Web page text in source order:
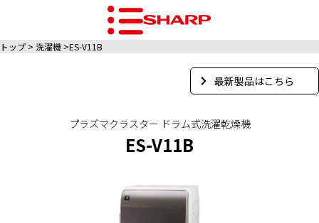
トップ 洗濯機 ES-V11B
最新製品はこちら
プラズマクラスター ドラム式洗濯乾燥機
ES-V11B